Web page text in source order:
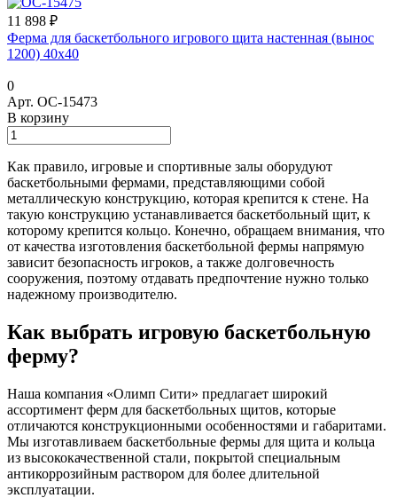
11 898 ₽
Ферма для баскетбольного игрового щита настенная (вынос
1200) 40х40
0
Арт. ОС-15473
В корзину
Как правило, игровые и спортивные залы оборудуют
баскетбольными фермами, представляющими собой
металлическую конструкцию, которая крепится к стене. На
такую конструкцию устанавливается баскетбольный щит, к
которому крепится кольцо. Конечно, обращаем внимания, что
от качества изготовления баскетбольной фермы напрямую
зависит безопасность игроков, а также долговечность
сооружения, поэтому отдавать предпочтение нужно только
надежному производителю.
Как выбрать игровую баскетбольную
ферму?
Наша компания «Олимп Сити» предлагает широкий
ассортимент ферм для баскетбольных щитов, которые
отличаются конструкционными особенностями и габаритами.
Мы изготавливаем баскетбольные фермы для щита и кольца
из высококачественной стали, покрытой специальным
антикоррозийным раствором для более длительной
эксплуатации.